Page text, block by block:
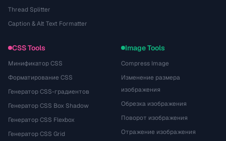
Thread Splitter
Caption & Alt Text Formatter
CSS Tools
Минификатор CSS
Форматирование CSS
Генератор CSS-градиентов
Генератор CSS Box Shadow
Генератор CSS Flexbox
Генератор CSS Grid
Image Tools
Compress Image
Изменение размера
изображения
Обрезка изображения
Поворот изображения
Отражение изображения